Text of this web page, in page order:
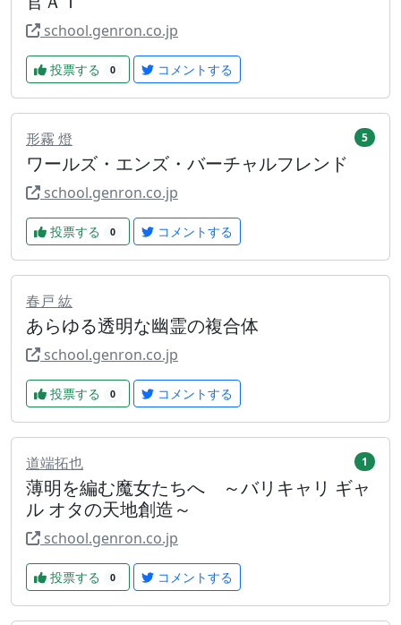
school.genron.co.jp
投票する 0 コメントする
形霧 燈 5
ワールズ・エンズ・バーチャルフレンド
school.genron.co.jp
投票する 0 コメントする
春戸 紘
あらゆる透明な幽霊の複合体
school.genron.co.jp
投票する 0 コメントする
道端拓也 1
薄明を編む魔女たちへ ～バリキャリ ギャ
ル オタの天地創造～
school.genron.co.jp
投票する 0 コメントする